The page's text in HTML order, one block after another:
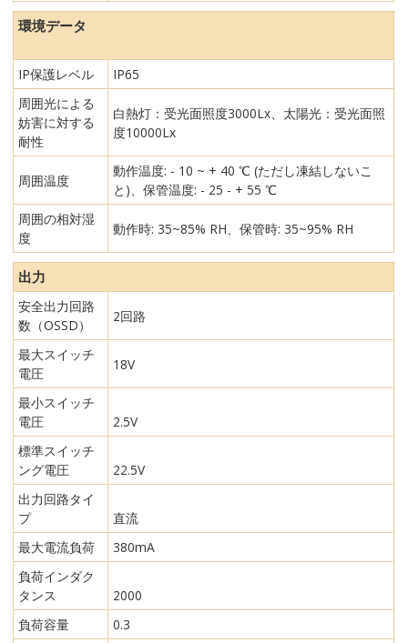
環境データ
IP保護レベル
IP65
周囲光による
妨害に対する
耐性
白熱灯：受光面照度3000Lx、太陽光：受光面照
度10000Lx
周囲温度
動作温度: - 10 ~ + 40 ℃ (ただし凍結しないこ
と)、保管温度: - 25 - + 55 ℃
周囲の相対湿
度
動作時: 35~85% RH、保管時: 35~95% RH
出力
安全出力回路
数（OSSD）
2回路
最大スイッチ
電圧
18V
最小スイッチ
電圧
2.5V
標準スイッチ
ング電圧
22.5V
出力回路タイ
プ
直流
最大電流負荷
380mA
負荷インダク
タンス
2000
負荷容量
0.3